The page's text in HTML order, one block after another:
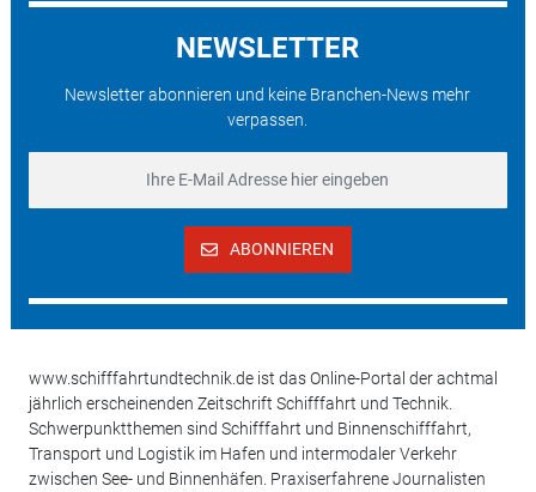
NEWSLETTER
Newsletter abonnieren und keine Branchen-News mehr
verpassen.
ABONNIEREN
www.schifffahrtundtechnik.de ist das Online-Portal der achtmal
jährlich erscheinenden Zeitschrift Schifffahrt und Technik.
Schwerpunktthemen sind Schifffahrt und Binnenschifffahrt,
Transport und Logistik im Hafen und intermodaler Verkehr
zwischen See- und Binnenhäfen. Praxiserfahrene Journalisten